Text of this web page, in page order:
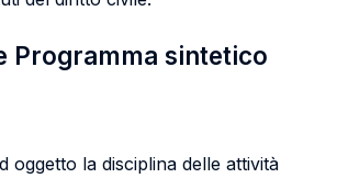
Programma sintetico
oggetto la disciplina delle attività